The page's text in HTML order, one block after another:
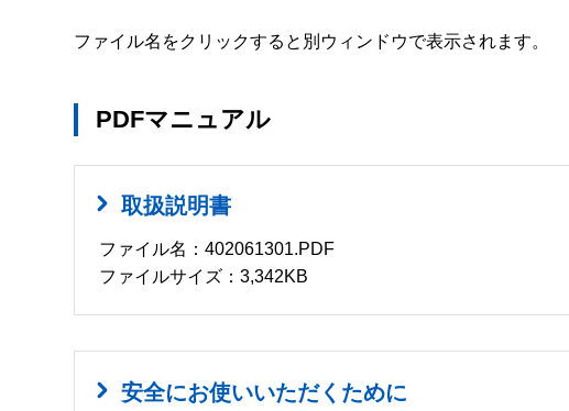
ファイル名をクリックすると別ウィンドウで表示されます。
PDFマニュアル
取扱説明書
ファイル名：402061301.PDF
ファイルサイズ：3,342KB
安全にお使いいただくために